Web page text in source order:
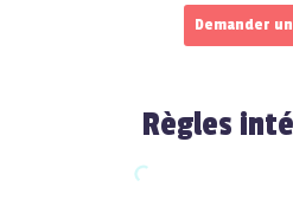
Demander
Règles